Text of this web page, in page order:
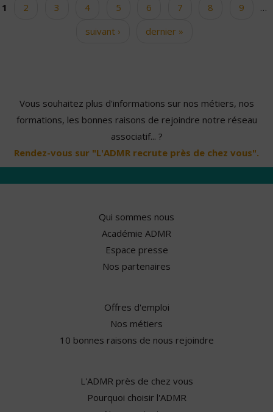
Pages
1 2 3 4 5 6 7 8 9
…
suivant ›
dernier »
Vous souhaitez plus d'informations sur nos métiers, nos
formations, les bonnes raisons de rejoindre notre réseau
associatif... ?
Rendez-vous sur "L'ADMR recrute près de chez vous".
Qui sommes nous
Académie ADMR
Espace presse
Nos partenaires
Offres d'emploi
Nos métiers
10 bonnes raisons de nous rejoindre
L'ADMR près de chez vous
Pourquoi choisir l'ADMR